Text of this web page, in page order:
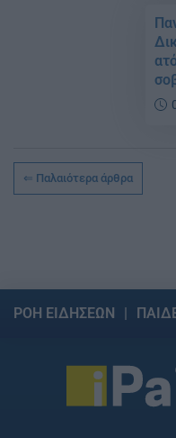
Παλαιότερα άρθρα
ΡΟΗ ΕΙΔΗΣΕΩΝ